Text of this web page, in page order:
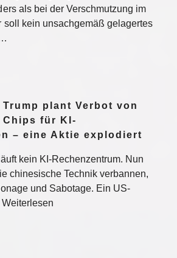
als bei der Verschmutzung im
soll kein unsachgemäß gelagertes
plant Verbot von
für KI-
– eine Aktie explodiert
kein KI-Rechenzentrum. Nun
chinesische Technik verbannen,
und Sabotage. Ein US-